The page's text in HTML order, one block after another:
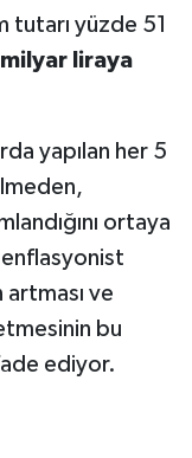
tutarı yüzde 51
liraya
yapılan her 5
ortaya
enflasyonist
ve
bu
ediyor.